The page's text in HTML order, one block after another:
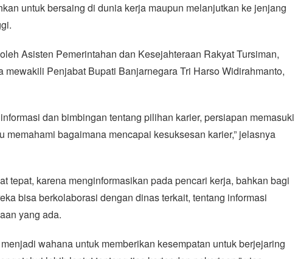
untuk bersaing di dunia kerja maupun melanjutkan ke jenjang
Asisten Pemerintahan dan Kesejahteraan Rakyat Tursiman,
mewakili Penjabat Bupati Banjarnegara Tri Harso Widirahmanto,
dan bimbingan tentang pilihan karier, persiapan memasuki
memahami bagaimana mencapai kesuksesan karier,” jelasnya
tepat, karena menginformasikan pada pencari kerja, bahkan bagi
bisa berkolaborasi dengan dinas terkait, tentang informasi
yang ada.
wahana untuk memberikan kesempatan untuk berjejaring